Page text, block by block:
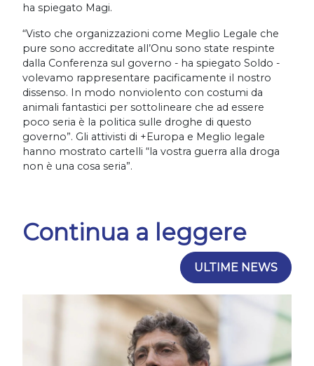
ha spiegato Magi.
“Visto che organizzazioni come Meglio Legale che
pure sono accreditate all’Onu sono state respinte
dalla Conferenza sul governo - ha spiegato Soldo -
volevamo rappresentare pacificamente il nostro
dissenso. In modo nonviolento con costumi da
animali fantastici per sottolineare che ad essere
poco seria è la politica sulle droghe di questo
governo”. Gli attivisti di +Europa e Meglio legale
hanno mostrato cartelli “la vostra guerra alla droga
non è una cosa seria”.
Continua a leggere
ULTIME NEWS